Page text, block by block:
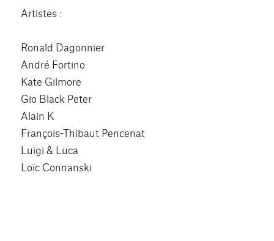
Artistes :
Ronald Dagonnier
André Fortino
Kate Gilmore
Gio Black Peter
Alain K
François-Thibaut Pencenat
Luigi & Luca
Loïc Connanski